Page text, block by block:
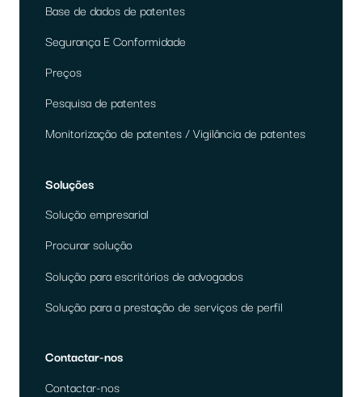
Base de dados de patentes
Segurança E Conformidade
Preços
Pesquisa de patentes
Monitorização de patentes / Vigilância de patentes
Soluções
Solução empresarial
Procurar solução
Solução para escritórios de advogados
Solução para a prestação de serviços de perfil
Contactar-nos
Contactar-nos